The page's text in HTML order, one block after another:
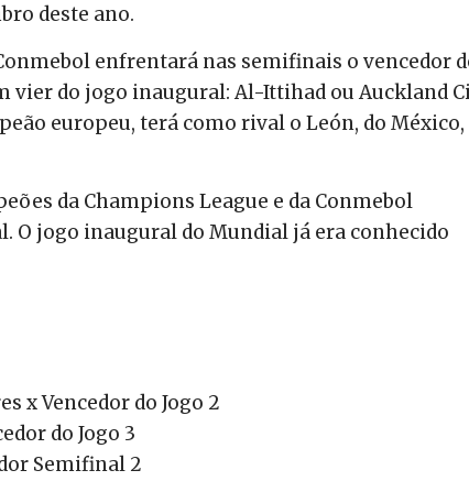
deste ano.
enfrentará nas semifinais o vencedor
vier do jogo inaugural: Al-Ittihad ou Auckland
europeu, terá como rival o León, do México,
da Champions League e da Conmebol
jogo inaugural do Mundial já era conhecido
x Vencedor do Jogo 2
do Jogo 3
Semifinal 2